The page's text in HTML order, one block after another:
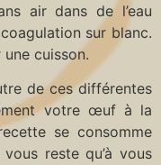
air dans de l’eau
sur blanc.
cuisson.
de ces différentes
votre œuf à la
se consomme
reste qu’à vous